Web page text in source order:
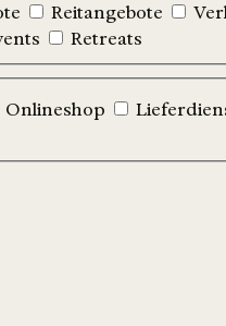
Reitangebote
Retreats
Onlineshop